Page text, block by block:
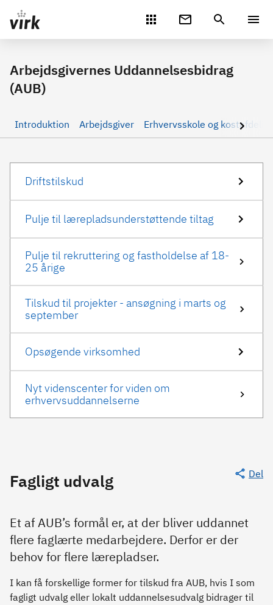
Gå direkte til indhold
Arbejdsgivernes Uddannelsesbidrag
(AUB)
Introduktion Arbejdsgiver Erhvervsskole og
Driftstilskud
Pulje til lærepladsunderstøttende tiltag
Pulje til rekruttering og fastholdelse af 18-
25 årige
Tilskud til projekter - ansøgning i marts og
september
Opsøgende virksomhed
Nyt videnscenter for viden om
erhvervsuddannelserne
Fagligt udvalg Del
Et af AUB’s formål er, at der bliver uddannet
flere faglærte medarbejdere. Derfor er der
behov for flere lærepladser.
I kan få forskellige former for tilskud fra AUB, hvis I som
fagligt udvalg eller lokalt uddannelsesudvalg bidrager til